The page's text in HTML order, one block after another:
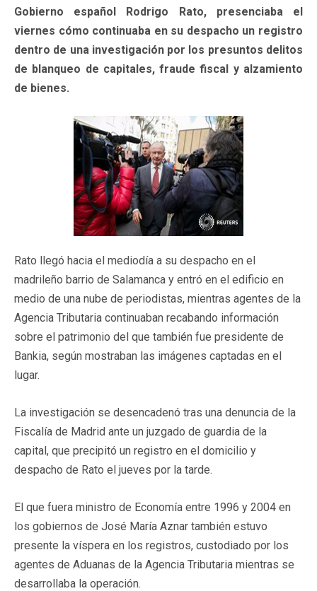
Gobierno español Rodrigo Rato, presenciaba el
viernes cómo continuaba en su despacho un registro
dentro de una investigación por los presuntos delitos
de blanqueo de capitales, fraude fiscal y alzamiento
de bienes.
Rato llegó hacia el mediodía a su despacho en el
madrileño barrio de Salamanca y entró en el edificio en
medio de una nube de periodistas, mientras agentes de la
Agencia Tributaria continuaban recabando información
sobre el patrimonio del que también fue presidente de
Bankia, según mostraban las imágenes captadas en el
lugar.
La investigación se desencadenó tras una denuncia de la
Fiscalía de Madrid ante un juzgado de guardia de la
capital, que precipitó un registro en el domicilio y
despacho de Rato el jueves por la tarde.
El que fuera ministro de Economía entre 1996 y 2004 en
los gobiernos de José María Aznar también estuvo
presente la víspera en los registros, custodiado por los
agentes de Aduanas de la Agencia Tributaria mientras se
desarrollaba la operación.